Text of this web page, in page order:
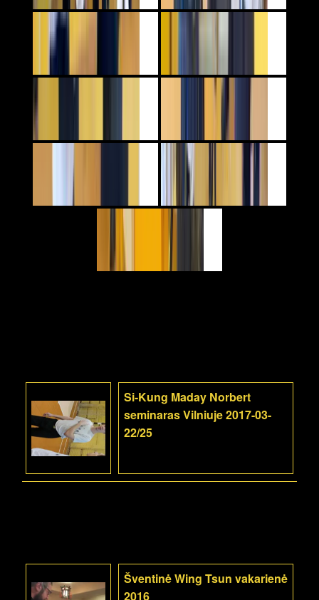
Si-Kung Maday Norbert
seminaras Vilniuje 2017-03-
22/25
Šventinė Wing Tsun vakarienė
2016